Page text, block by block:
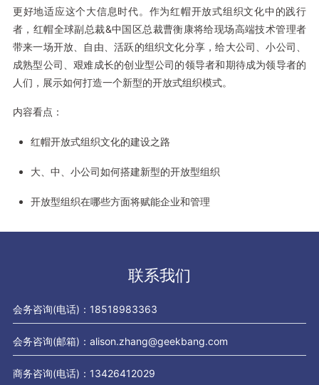
更好地适应这个大信息时代。作为红帽开放式组织文化中的践行
者，红帽全球副总裁&中国区总裁曹衡康将给现场高端技术管理者
带来一场开放、自由、活跃的组织文化分享，给大公司、小公司、
成熟型公司、艰难成长的创业型公司的领导者和期待成为领导者的
人们，展示如何打造一个新型的开放式组织模式。
内容看点：
红帽开放式组织文化的建设之路
大、中、小公司如何搭建新型的开放型组织
开放型组织在哪些方面将赋能企业和管理
联系我们
会务咨询(电话)：18518983363
会务咨询(邮箱)：alison.zhang@geekbang.com
商务咨询(电话)：13426412029